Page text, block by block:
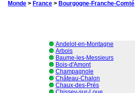
Monde > France > Bourgogne-Franche-Comté
Andelot-en-Montagne
Arbois
Baume-les-Messieurs
Bois-d'Amont
Champagnole
Château-Chalon
Chaux-des-Prés